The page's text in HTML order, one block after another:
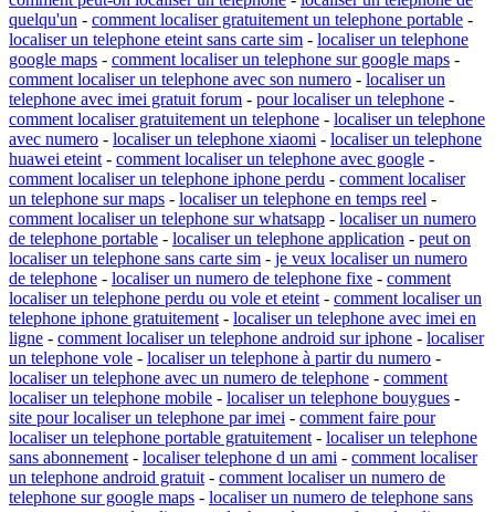
quelqu'un - comment localiser gratuitement un telephone portable -
localiser un telephone eteint sans carte sim - localiser un telephone
google maps - comment localiser un telephone sur google maps -
comment localiser un telephone avec son numero - localiser un
telephone avec imei gratuit forum - pour localiser un telephone -
comment localiser gratuitement un telephone - localiser un telephone
avec numero - localiser un telephone xiaomi - localiser un telephone
huawei eteint - comment localiser un telephone avec google -
comment localiser un telephone iphone perdu - comment localiser
un telephone sur maps - localiser un telephone en temps reel -
comment localiser un telephone sur whatsapp - localiser un numero
de telephone portable - localiser un telephone application - peut on
localiser un telephone sans carte sim - je veux localiser un numero
de telephone - localiser un numero de telephone fixe - comment
localiser un telephone perdu ou vole et eteint - comment localiser un
telephone iphone gratuitement - localiser un telephone avec imei en
ligne - comment localiser un telephone android sur iphone - localiser
un telephone vole - localiser un telephone à partir du numero -
localiser un telephone avec un numero de telephone - comment
localiser un telephone mobile - localiser un telephone bouygues -
site pour localiser un telephone par imei - comment faire pour
localiser un telephone portable gratuitement - localiser un telephone
sans abonnement - localiser telephone d un ami - comment localiser
un telephone android gratuit - comment localiser un numero de
telephone sur google maps - localiser un numero de telephone sans